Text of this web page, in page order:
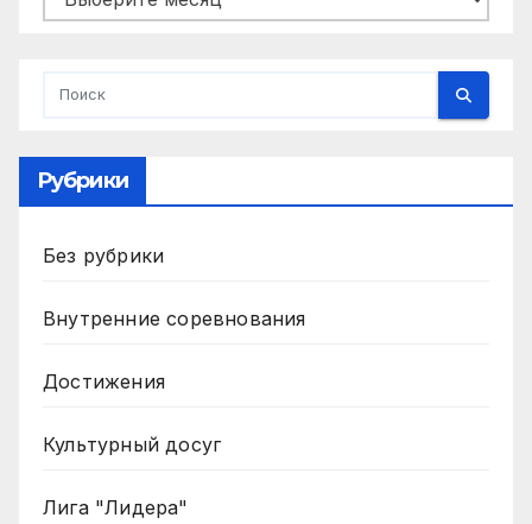
Рубрики
Без рубрики
Внутренние соревнования
Достижения
Культурный досуг
Лига "Лидера"